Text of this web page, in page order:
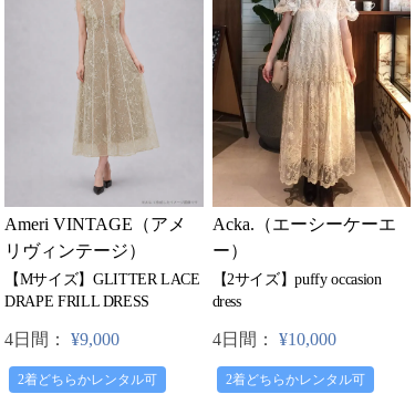
Ameri VINTAGE（アメ
リヴィンテージ）
【Mサイズ】GLITTER LACE
DRAPE FRILL DRESS
4日間： ¥9,000
2着どちらかレンタル可
Acka.（エーシーケーエ
ー）
【2サイズ】puffy occasion
dress
4日間： ¥10,000
2着どちらかレンタル可